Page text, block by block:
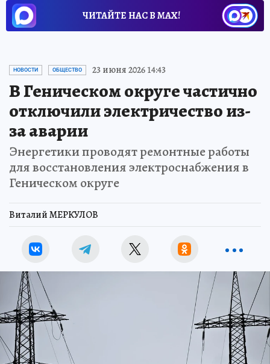
ЧИТАЙТЕ НАС В МАХ!
НОВОСТИ ОБЩЕСТВО 23 июня 2026 14:43
В Геническом округе частично
отключили электричество из-
за аварии
Энергетики проводят ремонтные работы
для восстановления электроснабжения в
Геническом округе
Виталий МЕРКУЛОВ